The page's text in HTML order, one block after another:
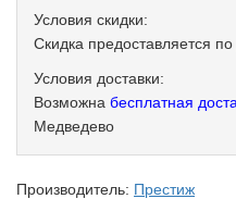
Условия скидки:
Скидка предоставляется по
Условия доставки:
Возможна бесплатная
Медведево
Производитель: Престиж